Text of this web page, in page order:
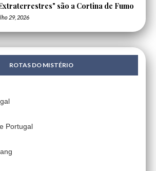
são a Cortina de Fumo
29, 2026
ROTAS DO MISTÉRIO
Portugal